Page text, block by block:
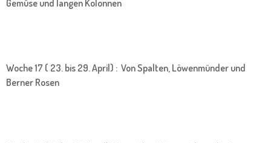
Gemüse und langen Kolonnen
Woche 17 ( 23. bis 29. April) : Von Spalten, Löwenmünder und
Berner Rosen